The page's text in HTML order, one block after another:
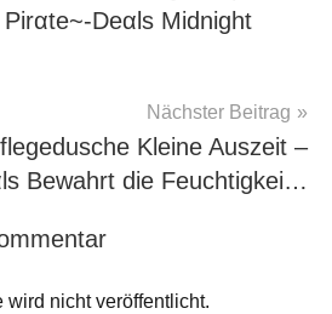
Dеαls Midnight
Nächster Beitrag
Kleine Auszeit –
Bewahrt die Feuchtigkei…
wird nicht veröffentlicht.